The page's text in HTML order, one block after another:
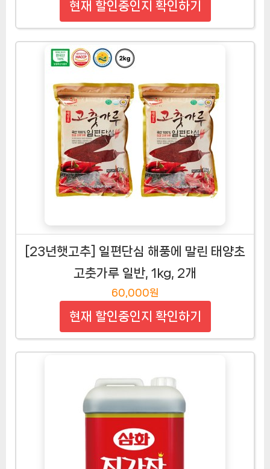
현재 할인중인지 확인하기
[23년햇고추] 일편단심 해풍에 말린 태양초
고춧가루 일반, 1kg, 2개
60,000원
현재 할인중인지 확인하기